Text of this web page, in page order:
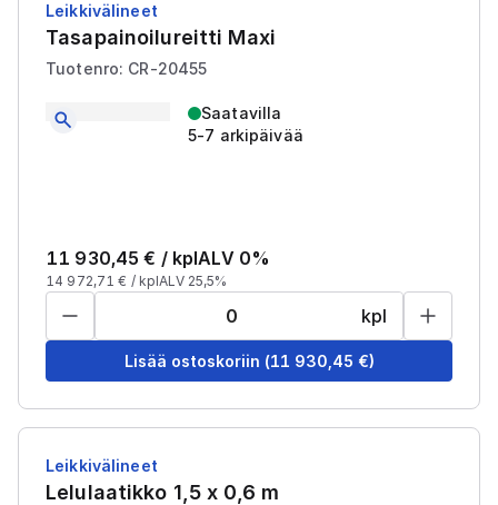
Leikkivälineet
Tasapainoilureitti Maxi
Tuotenro: CR-20455
Saatavilla
5-7 arkipäivää
11 930,45 € / kplALV 0%
14 972,71 € / kplALV 25,5%
kpl
Lisää ostoskoriin (11 930,45 €)
Leikkivälineet
Lelulaatikko 1,5 x 0,6 m